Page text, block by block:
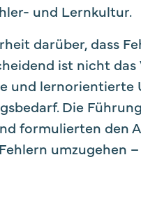
und Lernkultur.
darüber, dass
ist nicht das
und lernorientierte
Die
formulierten den
umzugehen